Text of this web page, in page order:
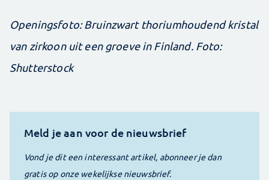
Openingsfoto: Bruinzwart thoriumhoudend kristal
van zirkoon uit een groeve in Finland. Foto:
Shutterstock
Meld je aan voor de nieuwsbrief
Vond je dit een interessant artikel, abonneer je dan
gratis op onze wekelijkse nieuwsbrief.